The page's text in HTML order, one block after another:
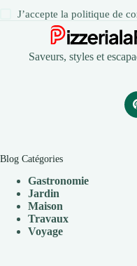
J’accepte lapolitique de
Saveurs, styles et
Blog Catégories
Gastronomie
Jardin
Maison
Travaux
Voyage